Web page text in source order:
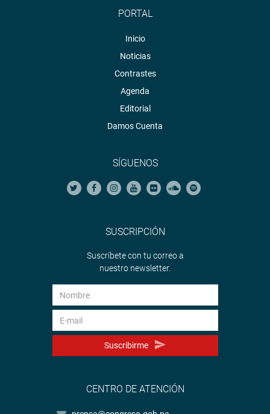
PORTAL
Inicio
Noticias
Contrastes
Agenda
Editorial
Damos Cuenta
SÍGUENOS
SUSCRIPCIÓN
Suscríbete con tu correo a
nuestro newsletter.
Suscribirme
CENTRO DE ATENCIÓN